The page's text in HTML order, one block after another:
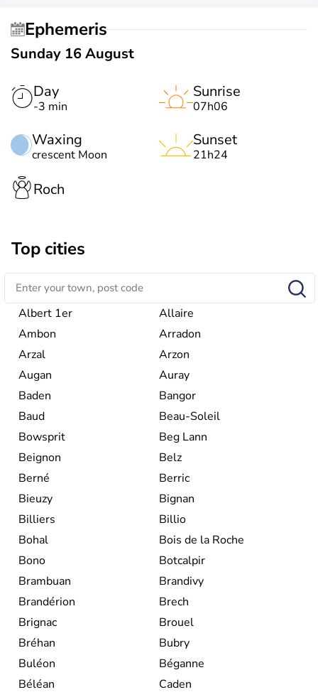
Ephemeris
Sunday 16 August
Day
-3 min
Waxing
crescent Moon
Sunrise
07h06
Sunset
21h24
Roch
Top cities
Albert 1er
Allaire
Ambon
Arradon
Arzal
Arzon
Augan
Auray
Baden
Bangor
Baud
Beau-Soleil
Bowsprit
Beg Lann
Beignon
Belz
Berné
Berric
Bieuzy
Bignan
Billiers
Billio
Bohal
Bois de la Roche
Bono
Botcalpir
Brambuan
Brandivy
Brandérion
Brech
Brignac
Brouel
Bréhan
Bubry
Buléon
Béganne
Béléan
Caden